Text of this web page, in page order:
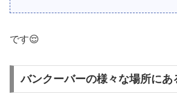
です😌
バンクーバーの様々な場所にあ